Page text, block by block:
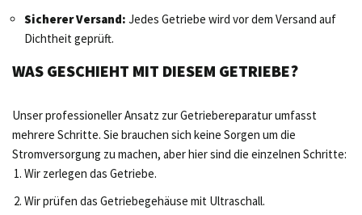
Sicherer Versand: Jedes Getriebe wird vor dem Versand auf
Dichtheit geprüft.
WAS GESCHIEHT MIT DIESEM GETRIEBE?
Unser professioneller Ansatz zur Getriebereparatur umfasst
mehrere Schritte. Sie brauchen sich keine Sorgen um die
Stromversorgung zu machen, aber hier sind die einzelnen Schritte:
Wir zerlegen das Getriebe.
Wir prüfen das Getriebegehäuse mit Ultraschall.